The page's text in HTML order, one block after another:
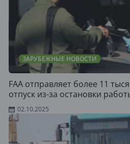
ЗАРУБЕЖНЫЕ НОВОСТИ
FAA отправляет более 11
отпуск из-за остановки
02.10.2025